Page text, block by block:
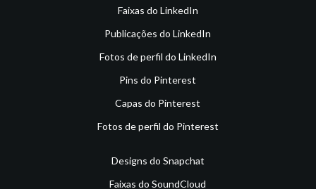
Faixas do LinkedIn
Publicações do LinkedIn
Fotos de perfil do LinkedIn
Pins do Pinterest
Capas do Pinterest
Fotos de perfil do Pinterest
Designs do Snapchat
Faixas do SoundCloud